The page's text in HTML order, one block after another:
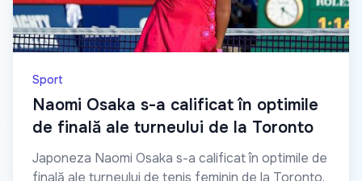
Sport
Naomi Osaka s-a calificat în optimile
de finală ale turneului de la Toronto
Japoneza Naomi Osaka s-a calificat în optimile de
finală ale turneului de tenis feminin de la Toronto.